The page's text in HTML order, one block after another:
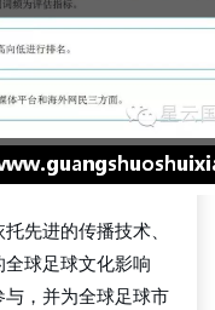
先进的传播技术、
球足球文化影响
，并为全球足球市